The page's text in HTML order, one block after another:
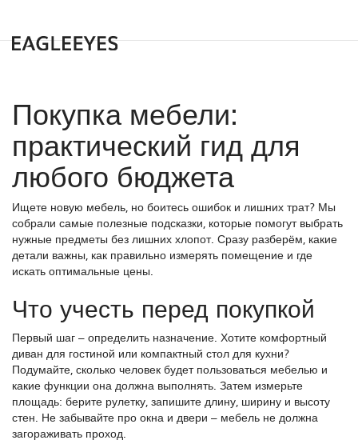
Покупка мебели:
практический гид для
любого бюджета
Ищете новую мебель, но боитесь ошибок и лишних трат? Мы
собрали самые полезные подсказки, которые помогут выбрать
нужные предметы без лишних хлопот. Сразу разберём, какие
детали важны, как правильно измерять помещение и где
искать оптимальные цены.
Что учесть перед покупкой
Первый шаг – определить назначение. Хотите комфортный
диван для гостиной или компактный стол для кухни?
Подумайте, сколько человек будет пользоваться мебелью и
какие функции она должна выполнять. Затем измерьте
площадь: берите рулетку, запишите длину, ширину и высоту
стен. Не забывайте про окна и двери – мебель не должна
загораживать проход.